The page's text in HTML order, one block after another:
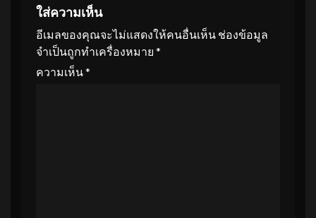
ใส่ความเห็น
อีเมลของคุณจะไม่แสดงให้คนอื่นเห็น ช่องข้อมูล
จำเป็นถูกทำเครื่องหมาย *
ความเห็น*